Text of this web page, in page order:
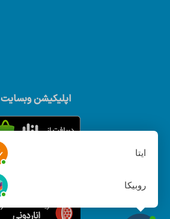
اپلیکیشن وبسایت
ایتا
روبیکا